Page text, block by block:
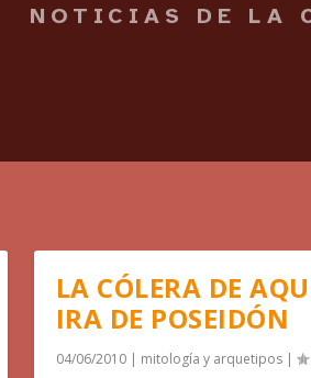
NOTICIAS DE LA
LA CÓLERA DE
IRA DE POSEIDÓN
04/06/2010| mitología y arquetipos|